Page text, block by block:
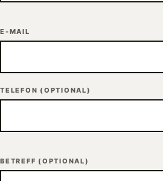
E-MAIL
TELEFON (OPTIONAL)
BETREFF (OPTIONAL)